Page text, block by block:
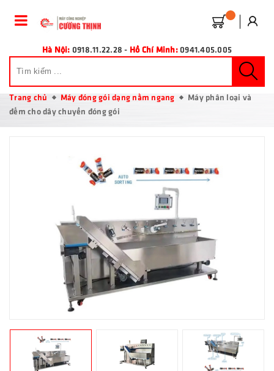
Hà Nội: 0918.11.22.28 - Hồ Chí Minh: 0941.405.005
Trang chủ Máy đóng gói dạng nằm ngang
Máy phân loại và
đếm cho dây chuyền đóng gói